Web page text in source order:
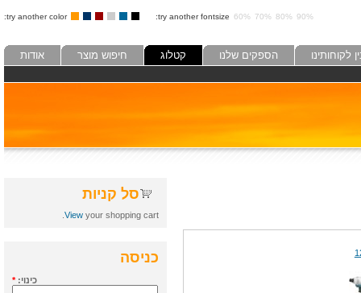
try another color: try another fontsize: 60% 70% 80% 90%
אודות חיפוש מוצר קטלוג הספקים שלנו
סל קניות
Viewyour shopping cart.
כניסה
כינוי:*